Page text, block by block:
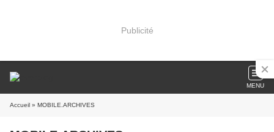
Publicité
MENU
Accueil » MOBILE.ARCHIVES